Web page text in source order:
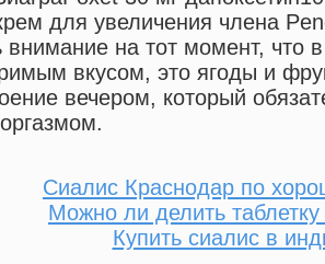
для увеличения члена
внимание на тот момент, что
вкусом, это ягоды и
вечером, который
Сиалис Краснодар по
Можно ли делить
Купить сиалис в